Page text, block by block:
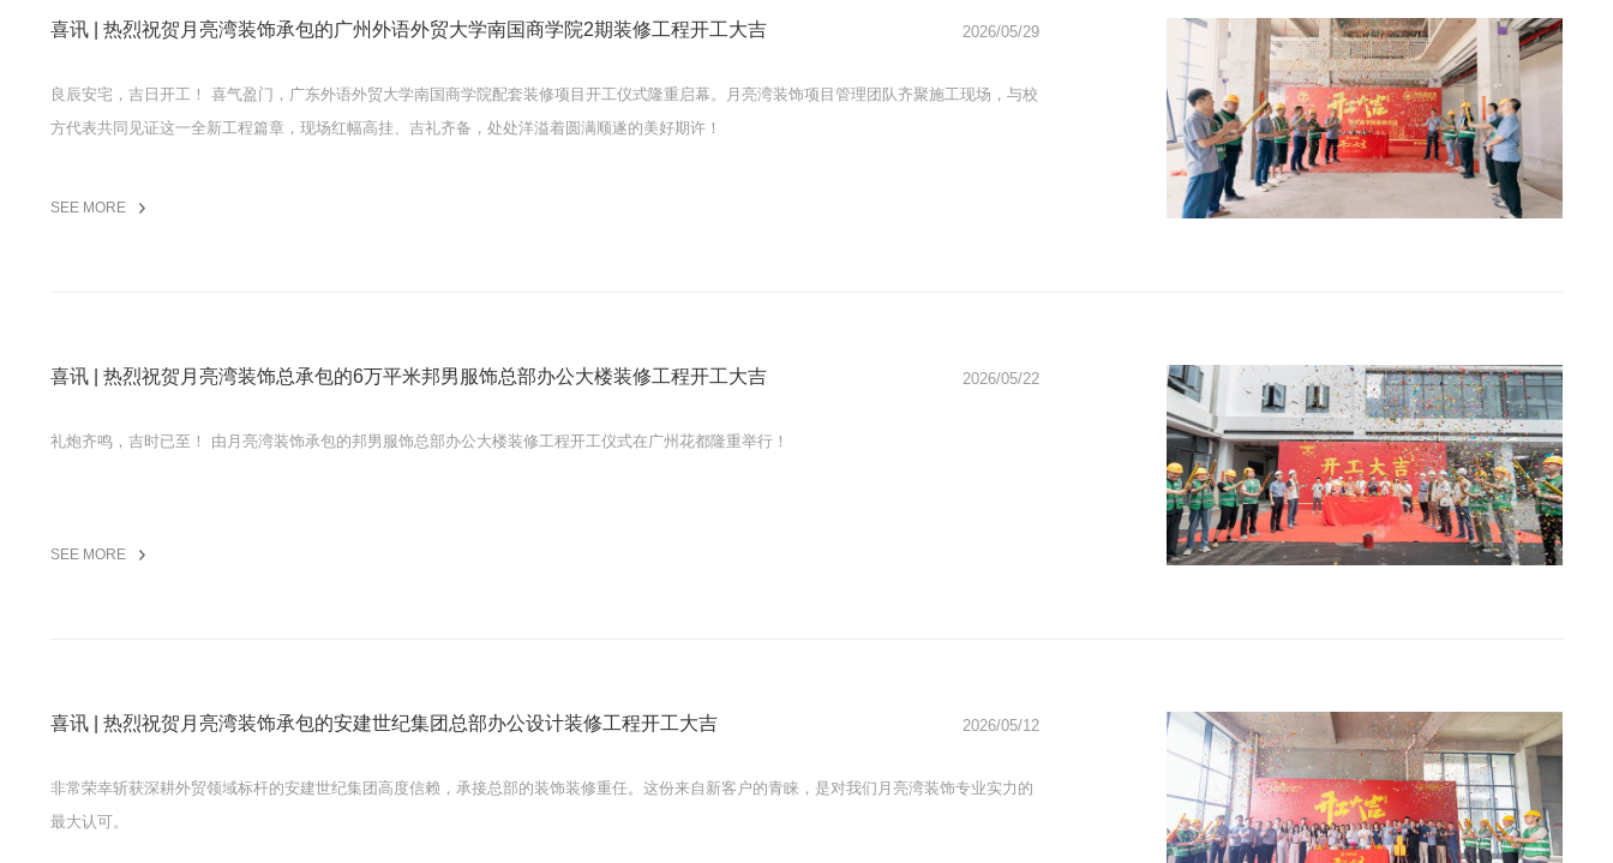
喜讯 | 热烈祝贺月亮湾装饰承包的广州外语外贸大学南国商学院2期装修工程开工大吉 2026/05/29
良辰安宅，吉日开工！ 喜气盈门，广东外语外贸大学南国商学院配套装修项目开工仪式隆重启幕。月亮湾装饰项目管理团队齐聚施工现场，与校
方代表共同见证这一全新工程篇章，现场红幅高挂、吉礼齐备，处处洋溢着圆满顺遂的美好期许！
SEE MORE
喜讯 | 热烈祝贺月亮湾装饰总承包的6万平米邦男服饰总部办公大楼装修工程开工大吉 2026/05/22
礼炮齐鸣，吉时已至！ 由月亮湾装饰承包的邦男服饰总部办公大楼装修工程开工仪式在广州花都隆重举行！
SEE MORE
喜讯 | 热烈祝贺月亮湾装饰承包的安建世纪集团总部办公设计装修工程开工大吉 2026/05/12
非常荣幸斩获深耕外贸领域标杆的安建世纪集团高度信赖，承接总部的装饰装修重任。这份来自新客户的青睐，是对我们月亮湾装饰专业实力的
最大认可。